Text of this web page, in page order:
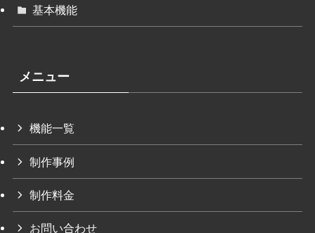
基本機能
メニュー
機能一覧
制作事例
制作料金
お問い合わせ